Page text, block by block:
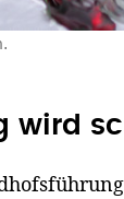
wird